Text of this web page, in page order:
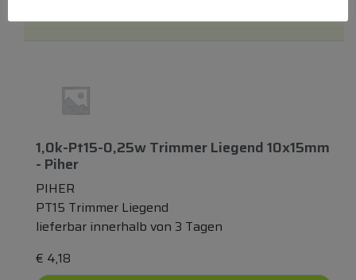
1,0k-Pt15-0,25w Trimmer Liegend 10x15mm
- Piher
PIHER
PT15 Trimmer Liegend
lieferbar innerhalb von 3 Tagen
€ 4,18